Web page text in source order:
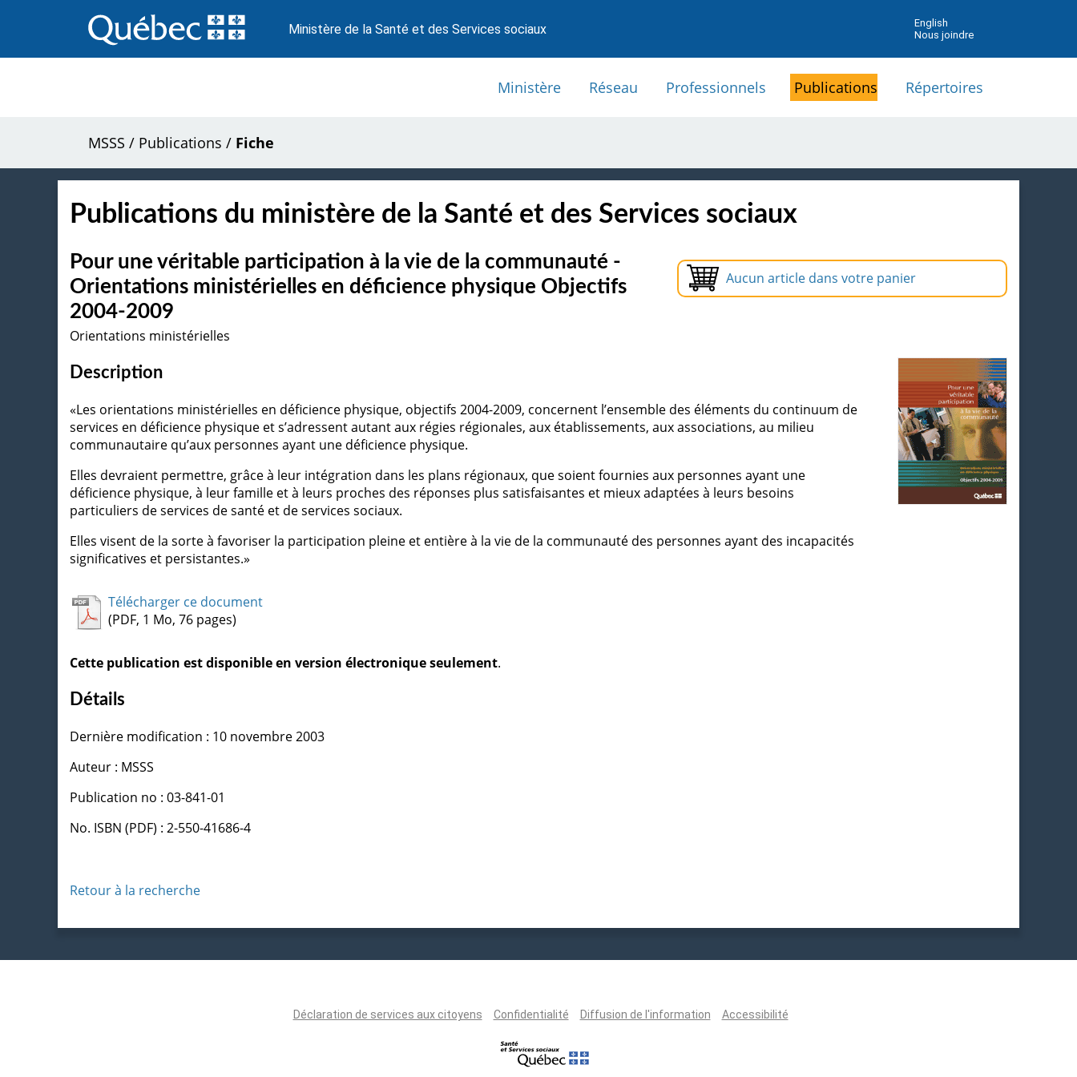
au
contenu
Ministère de la Santé et des Services sociaux
English
Nous joindre
Ministère Réseau Professionnels Publications Répertoires
MSSS / Publications / Fiche
Publications du ministère de la Santé et des Services sociaux
Aucun article dans votre panier
Pour une véritable participation à la vie de la communauté -
Orientations ministérielles en déficience physique Objectifs
2004-2009
Orientations ministérielles
Description
«Les orientations ministérielles en déficience physique, objectifs 2004-2009, concernent l’ensemble des éléments du continuum de
services en déficience physique et s’adressent autant aux régies régionales, aux établissements, aux associations, au milieu
communautaire qu’aux personnes ayant une déficience physique.
Elles devraient permettre, grâce à leur intégration dans les plans régionaux, que soient fournies aux personnes ayant une
déficience physique, à leur famille et à leurs proches des réponses plus satisfaisantes et mieux adaptées à leurs besoins
particuliers de services de santé et de services sociaux.
Elles visent de la sorte à favoriser la participation pleine et entière à la vie de la communauté des personnes ayant des incapacités
significatives et persistantes.»
Télécharger ce document
(PDF, 1 Mo, 76 pages)
Cette publication est disponible en version électronique seulement.
Détails
Dernière modification : 10 novembre 2003
Auteur : MSSS
Publication no : 03-841-01
No. ISBN (PDF) : 2-550-41686-4
Retour à la recherche
Déclaration de services aux citoyens Confidentialité Diffusion de l'information Accessibilité